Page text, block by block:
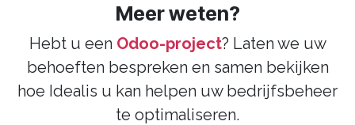
Meer weten?
Hebt u een Odoo-project? Laten we uw
behoeften bespreken en samen bekijken
hoe Idealis u kan helpen uw bedrijfsbeheer
te optimaliseren.